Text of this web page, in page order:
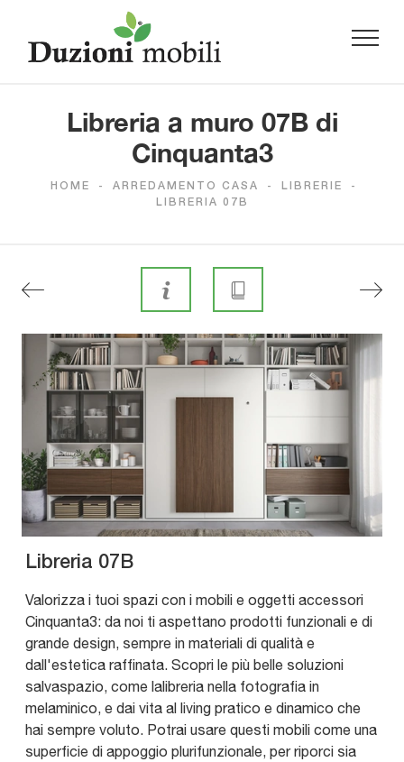
Libreria a muro 07B di
Cinquanta3
HOME - ARREDAMENTO CASA - LIBRERIE
-
LIBRERIA 07B
Libreria 07B
Valorizza i tuoi spazi con i mobili e oggetti accessori
Cinquanta3: da noi ti aspettano prodotti funzionali e di
grande design, sempre in materiali di qualità e
dall'estetica raffinata. Scopri le più belle soluzioni
salvaspazio, come lalibreria nella fotografia in
melaminico, e dai vita al living pratico e dinamico che
hai sempre voluto. Potrai usare questi mobili come una
superficie di appoggio plurifunzionale, per riporci sia